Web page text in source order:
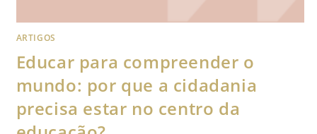
ARTIGOS
Educar para compreender o
mundo: por que a cidadania
precisa estar no centro da